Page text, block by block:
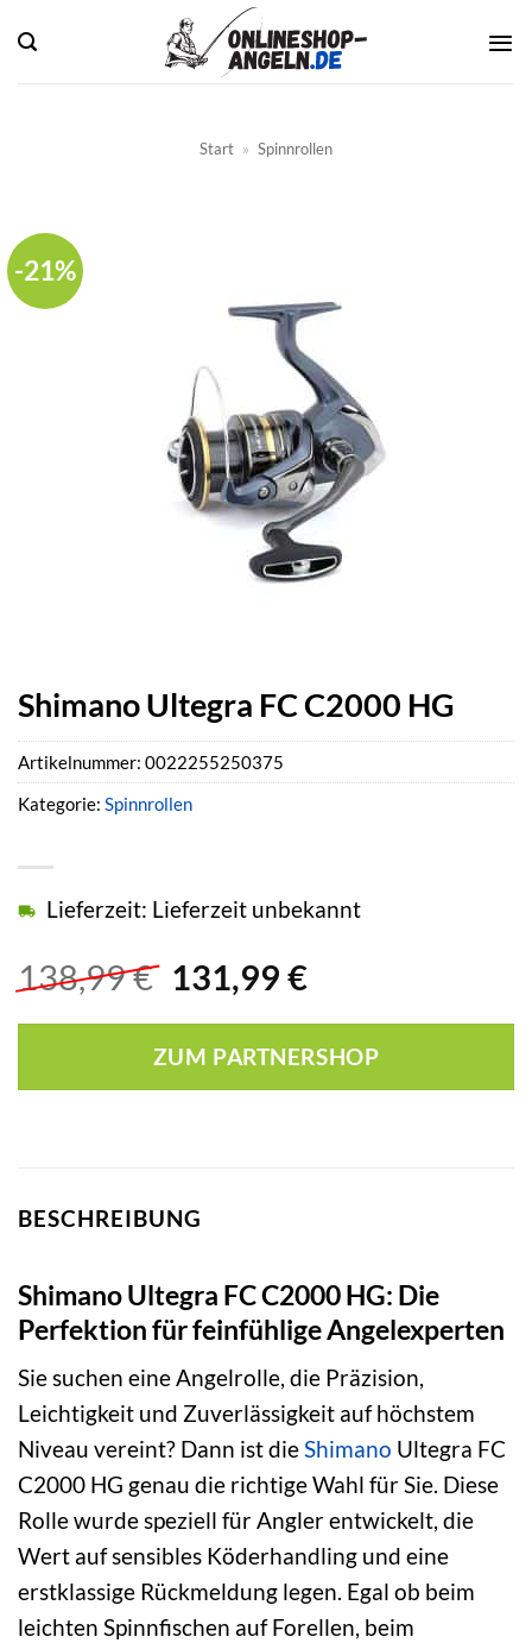
Inhalt
springen
Start » Spinnrollen
-21%
Shimano Ultegra FC C2000 HG
138,99€ Ursprünglicher
war:
138,99 €
131,99 €Aktueller
ist:
131,99 €.
Lieferzeit: Lieferzeit unbekannt
ZUM PARTNERSHOP
Artikelnummer: 0022255250375
Kategorie: Spinnrollen
BESCHREIBUNG
Shimano Ultegra FC C2000 HG: Die
Perfektion für feinfühlige Angelexperten
Sie suchen eine Angelrolle, die Präzision,
Leichtigkeit und Zuverlässigkeit auf höchstem
Niveau vereint? Dann ist dieShimano Ultegra FC
C2000 HG genau die richtige Wahl für Sie. Diese
Rolle wurde speziell für Angler entwickelt, die
Wert auf sensibles Köderhandling und eine
erstklassige Rückmeldung legen. Egal ob beim
leichten Spinnfischen auf Forellen, beim